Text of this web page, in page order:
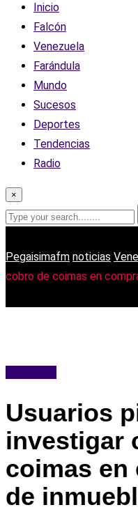
Inicio
Falcón
Venezuela
Farándula
Mundo
Sucesos
Deportes
Tendencias
Radio
×
Pegaisimafm noticias
cobro de coimas en
Usuarios
investigar
coimas en
de